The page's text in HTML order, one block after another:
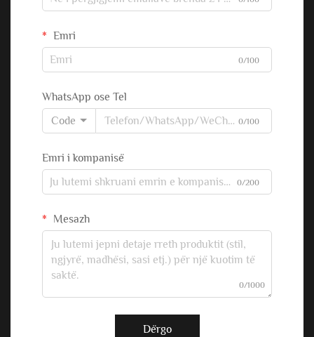
Emri
0/100
WhatsApp ose Tel
Code
0/100
Emri i kompanisë
0/200
Mesazh
0/1000
Dërgo